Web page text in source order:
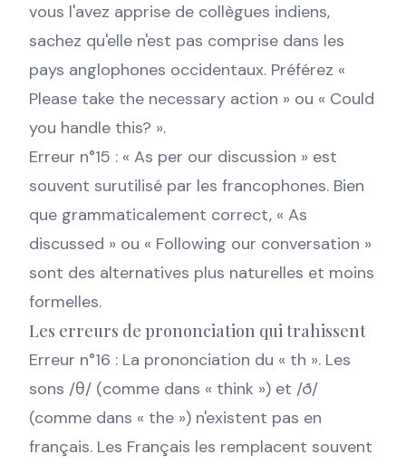
vous l'avez apprise de collègues indiens,
sachez qu'elle n'est pas comprise dans les
pays anglophones occidentaux. Préférez «
Please take the necessary action » ou « Could
you handle this? ».
Erreur n°15 : « As per our discussion » est
souvent surutilisé par les francophones. Bien
que grammaticalement correct, « As
discussed » ou « Following our conversation »
sont des alternatives plus naturelles et moins
formelles.
Les erreurs de prononciation qui trahissent
Erreur n°16 : La prononciation du « th ». Les
sons /θ/ (comme dans « think ») et /ð/
(comme dans « the ») n'existent pas en
français. Les Français les remplacent souvent